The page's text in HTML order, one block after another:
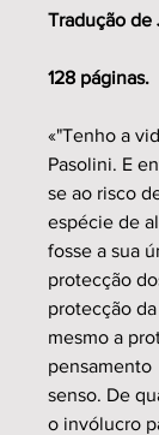
Tradução de
128 páginas.
«"Tenho a
Pasolini. E
se ao risco
espécie de
fosse a sua
protecção
protecção
mesmo a
pensamento
senso. De
o invólucro